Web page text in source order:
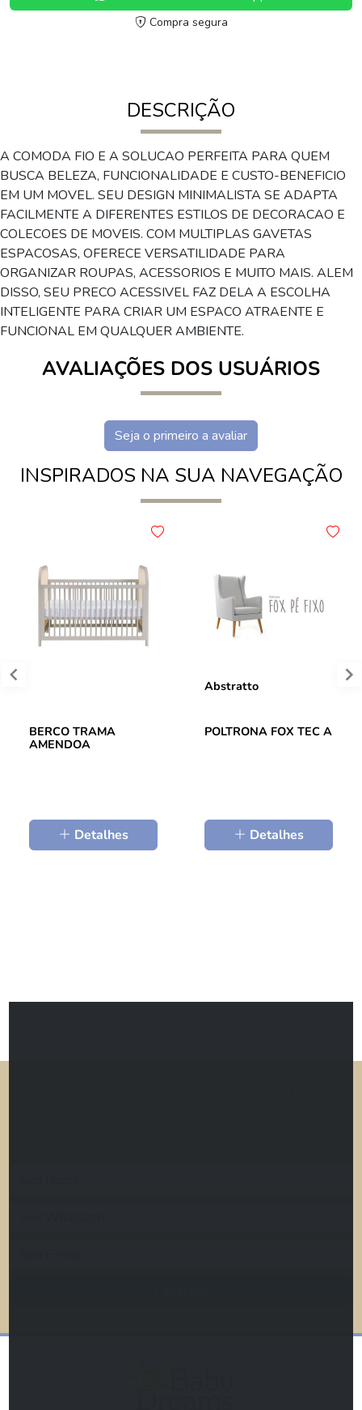
Compra segura
DESCRIÇÃO
A COMODA FIO E A SOLUCAO PERFEITA PARA QUEM
BUSCA BELEZA, FUNCIONALIDADE E CUSTO-BENEFICIO
EM UM MOVEL. SEU DESIGN MINIMALISTA SE ADAPTA
FACILMENTE A DIFERENTES ESTILOS DE DECORACAO E
COLECOES DE MOVEIS. COM MULTIPLAS GAVETAS
ESPACOSAS, OFERECE VERSATILIDADE PARA
ORGANIZAR ROUPAS, ACESSORIOS E MUITO MAIS. ALEM
DISSO, SEU PRECO ACESSIVEL FAZ DELA A ESCOLHA
INTELIGENTE PARA CRIAR UM ESPACO ATRAENTE E
FUNCIONAL EM QUALQUER AMBIENTE.
AVALIAÇÕES DOS USUÁRIOS
Seja o primeiro a avaliar
INSPIRADOS NA SUA NAVEGAÇÃO
BERCO TRAMA
AMENDOA
Detalhes
Abstratto
POLTRONA FOX TEC A
Detalhes